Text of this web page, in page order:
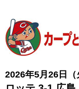
2026年5月26日（